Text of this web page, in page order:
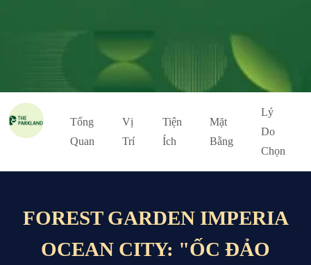
Tổng
Quan
Vị
Trí
Tiện
Ích
Mặt
Bằng
Lý
Do
Chọn
FOREST GARDEN IMPERIA
OCEAN CITY: "ỐC ĐẢO